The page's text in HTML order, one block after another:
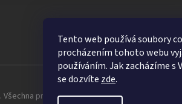
Tento web používá soubory
procházením tohoto webu
používáním. Jak zacházíme s
se dozvíte zde.
. Všechna práva vyhrazena.Upravit nastavení